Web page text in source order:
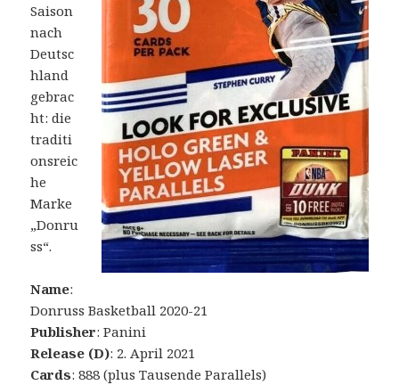
Saison
nach
Deutsc
hland
gebrac
ht: die
traditi
onsreic
he
Marke
„Donru
ss“.
Name:
Donruss Basketball 2020-21
Publisher: Panini
Release (D): 2. April 2021
Cards: 888 (plus Tausende Parallels)